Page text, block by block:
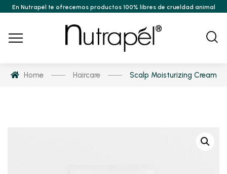
En Nutrapél te ofrecemos productos 100% libres de crueldad animal
Home Haircare Scalp Moisturizing Cream